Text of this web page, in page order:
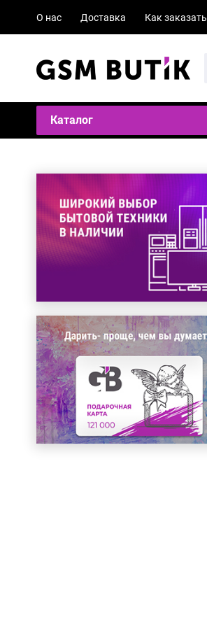
О нас Доставка Как заказать
Каталог